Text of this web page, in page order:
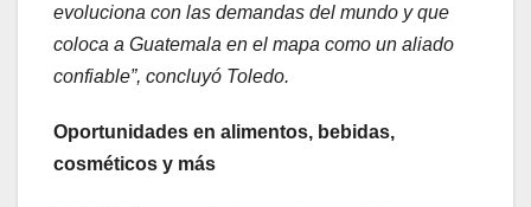
evoluciona con las demandas del mundo y que
coloca a Guatemala en el mapa como un aliado
confiable”, concluyó Toledo.
Oportunidades en alimentos, bebidas,
cosméticos y más